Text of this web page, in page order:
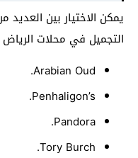
يمكن الاختيار بين
التجميل في محلات
Arabian Oud.
Penhaligon’s.
Pandora.
Tory Burch.